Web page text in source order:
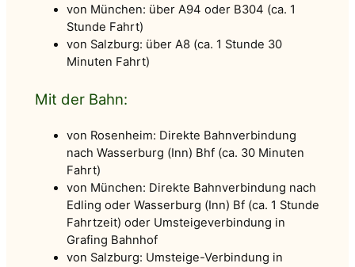
von München: über A94 oder B304 (ca. 1
Stunde Fahrt)
von Salzburg: über A8 (ca. 1 Stunde 30
Minuten Fahrt)
Mit der Bahn:
von Rosenheim: Direkte Bahnverbindung
nach Wasserburg (Inn) Bhf (ca. 30 Minuten
Fahrt)
von München: Direkte Bahnverbindung nach
Edling oder Wasserburg (Inn) Bf (ca. 1 Stunde
Fahrtzeit) oder Umsteigeverbindung in
Grafing Bahnhof
von Salzburg: Umsteige-Verbindung in